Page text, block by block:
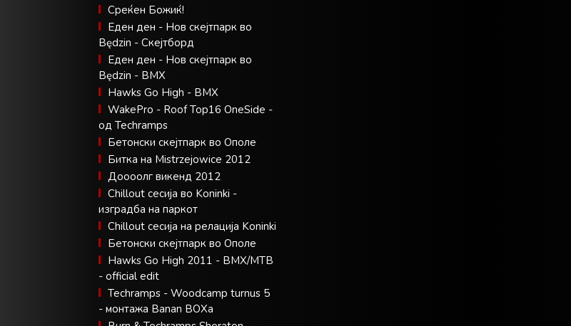
Среќен Божиќ!
Еден ден - Нов скејтпарк во
Będzin - Скејтборд
Еден ден - Нов скејтпарк во
Będzin - BMX
Hawks Go High - BMX
WakePro - Roof Top16 OneSide -
од Techramps
Бетонски скејтпарк во Ополе
Битка на Mistrzejowice 2012
Доооолг викенд 2012
Chillout сесија во Koninki -
изградба на паркот
Chillout сесија на релација Koninki
Бетонски скејтпарк во Ополе
Hawks Go High 2011 - BMX/MTB
- official edit
Techramps - Woodcamp turnus 5
- монтажа Banan BOXa